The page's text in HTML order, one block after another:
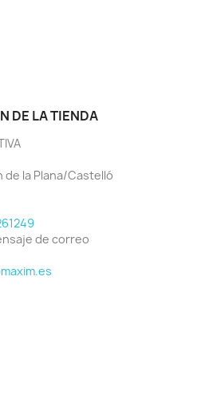
DE LA TIENDA
de la Plana/Castelló
de correo